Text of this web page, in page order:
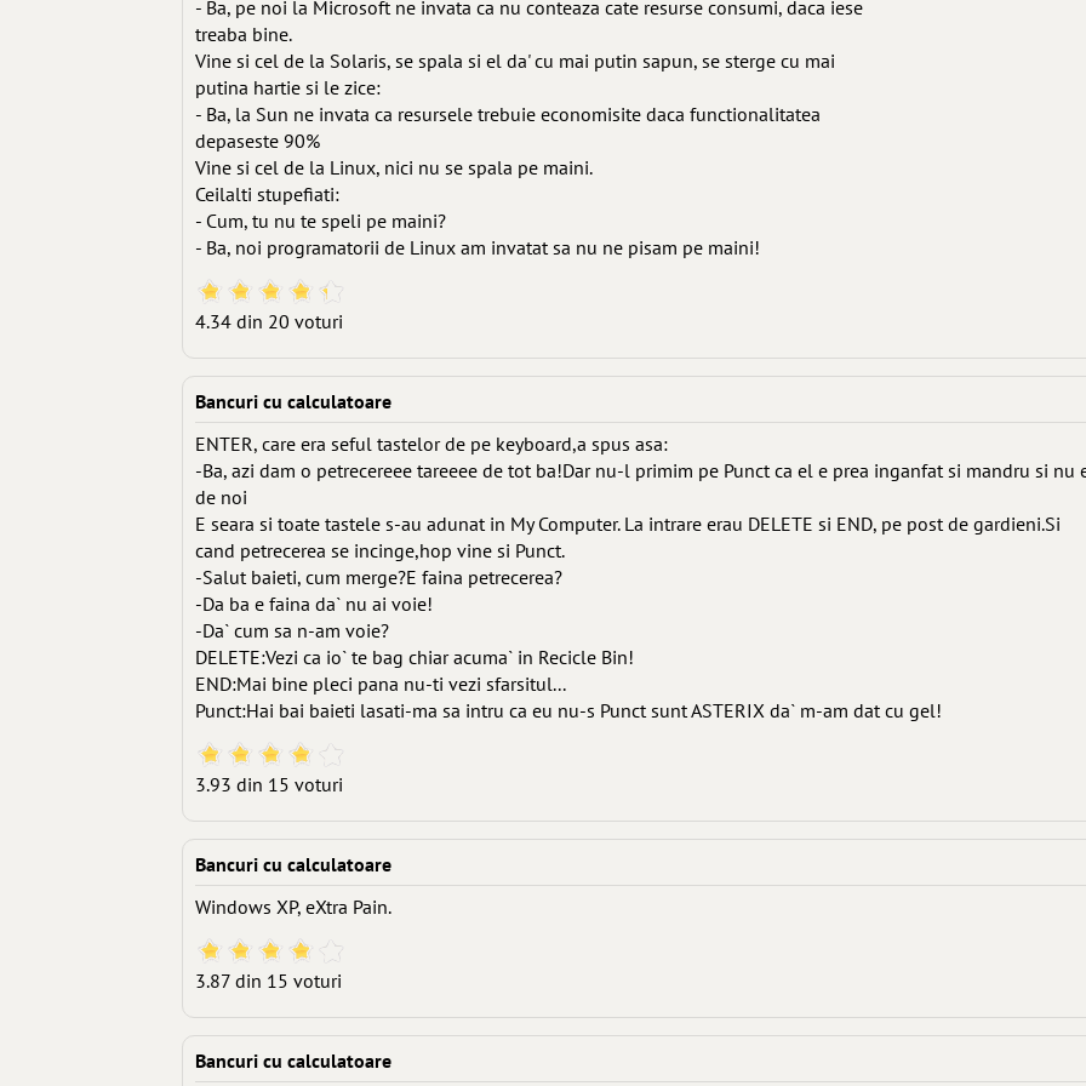
- Ba, pe noi la Microsoft ne invata ca nu conteaza cate resurse consumi, daca iese
treaba bine.
Vine si cel de la Solaris, se spala si el da' cu mai putin sapun, se sterge cu mai
putina hartie si le zice:
- Ba, la Sun ne invata ca resursele trebuie economisite daca functionalitatea
depaseste 90%
Vine si cel de la Linux, nici nu se spala pe maini.
Ceilalti stupefiati:
- Cum, tu nu te speli pe maini?
- Ba, noi programatorii de Linux am invatat sa nu ne pisam pe maini!
4.34 din 20 voturi
Bancuri cu calculatoare
ENTER, care era seful tastelor de pe keyboard,a spus asa:
-Ba, azi dam o petrecereee tareeee de tot ba!Dar nu-l primim pe Punct ca el e prea inganfat si mandru si nu
de noi
E seara si toate tastele s-au adunat in My Computer. La intrare erau DELETE si END, pe post de gardieni.Si
cand petrecerea se incinge,hop vine si Punct.
-Salut baieti, cum merge?E faina petrecerea?
-Da ba e faina da` nu ai voie!
-Da` cum sa n-am voie?
DELETE:Vezi ca io` te bag chiar acuma` in Recicle Bin!
END:Mai bine pleci pana nu-ti vezi sfarsitul...
Punct:Hai bai baieti lasati-ma sa intru ca eu nu-s Punct sunt ASTERIX da` m-am dat cu gel!
3.93 din 15 voturi
Bancuri cu calculatoare
Windows XP, eXtra Pain.
3.87 din 15 voturi
Bancuri cu calculatoare